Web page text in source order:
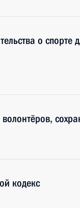
о
кодекс